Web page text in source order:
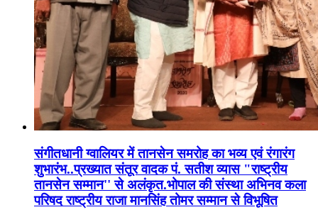
संगीतधानी ग्वालियर में तानसेन समरोह का भव्य एवं रंगारंग
शुभारंभ..प्रख्यात संतूर वादक पं. सतीश व्यास "राष्ट्रीय
तानसेन सम्मान'' से अलंकृत.भोपाल की संस्था अभिनव कला
परिषद राष्ट्रीय राजा मानसिंह तोमर सम्मान से विभूषित